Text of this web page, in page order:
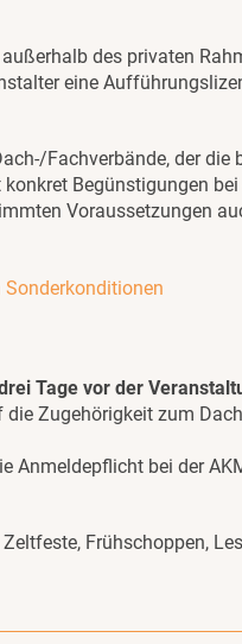
des privaten
eine
Fachverbände, der die
Begünstigungen
Voraussetzungen
Tage vor der
Zugehörigkeit zum
Anmeldepflicht bei der
Zeltfeste, Frühschoppen,